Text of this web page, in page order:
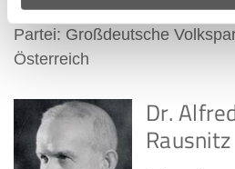
18.02.1934
Partei: Großdeutsche
Österreich
Dr.
Rausnitz